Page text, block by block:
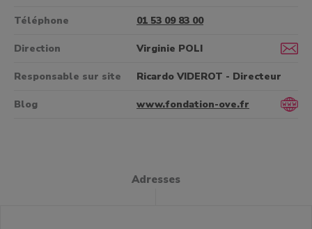
Téléphone 01 53 09 83 00
Direction Virginie POLI
Responsable sur site Ricardo VIDEROT - Directeur
Blog www.fondation-ove.fr
Adresses